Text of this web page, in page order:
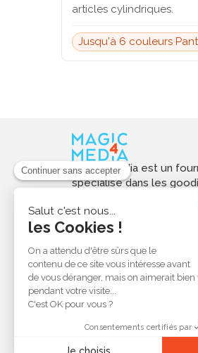
articles cylindriques.
Jusqu'à 6 couleurs
Magic4media est un
spécialisé dans les
personnalisés et objets
pour les entreprises.
sélectionnons des
tendances et
valoriser votre image de
soutenir vos actions de
communication et réussir
opérations